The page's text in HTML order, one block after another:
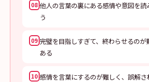
08 他人の言葉の裏にある感情や意図を読
う
09 完璧を目指しすぎて、終わらせるのが
ある
10 感情を言葉にするのが難しく、誤解さ